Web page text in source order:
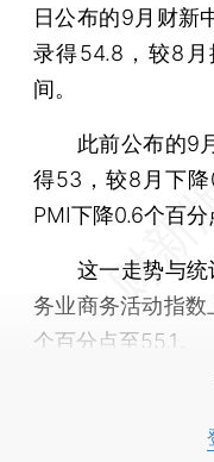
日公布的9月财新
录得54.8，较8
间。
此前公布的9月
得53，较8月下降
PMI下降0.6个百分
这一走势与统
务业商务活动指
个百分点至55.1。